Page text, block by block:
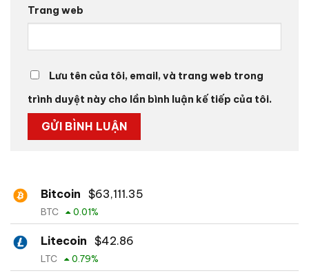
Trang web
Lưu tên của tôi, email, và trang web trong
trình duyệt này cho lần bình luận kế tiếp của tôi.
Bitcoin $63,111.35
BTC 0.01%
Litecoin $42.86
LTC 0.79%